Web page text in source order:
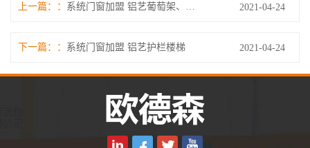
上一篇： 系统门窗加盟 铝艺葡萄架、博古架 2021-04-24
下一篇： 系统门窗加盟 铝艺护栏楼梯 2021-04-24